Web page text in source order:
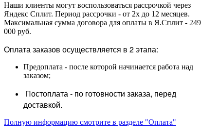
Наши клиенты могут воспользоваться рассрочкой через
Яндекс Сплит. Период рассрочки - от 2х до 12 месяцев.
Максимальная сумма договора для оплаты в Я.Сплит - 249
000 руб.
Оплата заказов осуществляется в 2 этапа:
Предоплата - после которой начинается работа над
заказом;
Постоплата - по готовности заказа, перед
доставкой.
Полную информацию смотрите в разделе "Оплата"